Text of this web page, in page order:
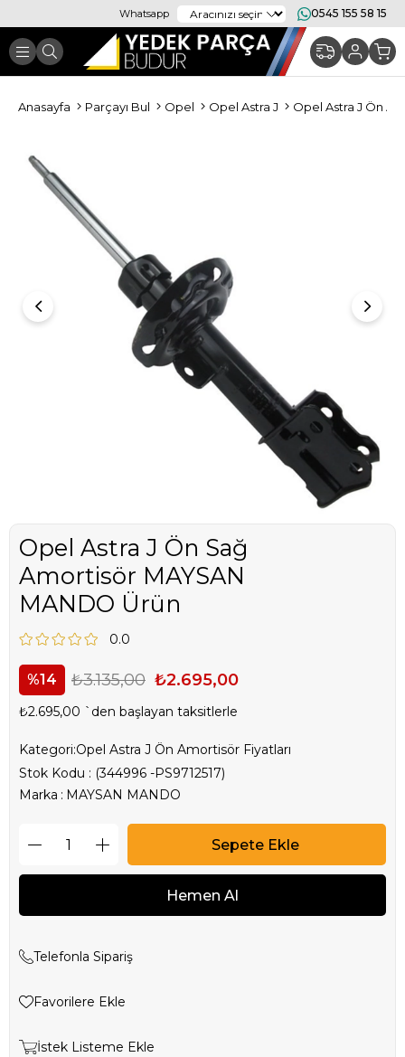
Whatsapp 0545 155 58 15
Anasayfa Parçayı Bul Opel Opel Astra J Opel Astra J Ön
Opel Astra J Ön Sağ
Amortisör MAYSAN
MANDO Ürün
0.0
14 ₺3.135,00 ₺2.695,00
₺2.695,00 `den başlayan taksitlerle
Kategori:Opel Astra J Ön Amortisör Fiyatları
Stok Kodu
(344996 -PS9712517)
Marka : MAYSAN MANDO
Telefonla Sipariş
Favorilere Ekle
İstek Listeme Ekle